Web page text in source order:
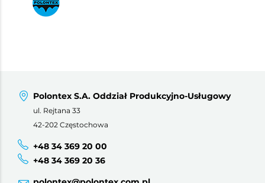
Polontex S.A. Oddział Produkcyjno-Usługowy
ul. Rejtana 33
42-202 Częstochowa
+48 34 369 20 00
+48 34 369 20 36